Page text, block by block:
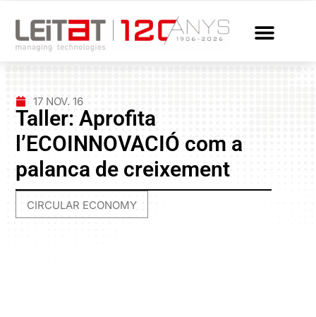
17 NOV. 16
Taller: Aprofita
l’ECOINNOVACIÓ com a
palanca de creixement
CIRCULAR ECONOMY